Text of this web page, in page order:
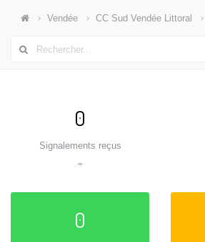
Vendée CC Sud Vendée Littoral
0
Signalements reçus
=
0